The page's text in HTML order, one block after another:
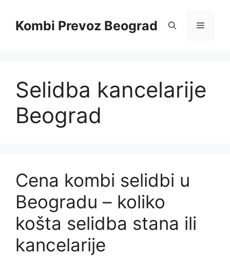
contentKombi Prevoz Beograd Menu
Selidba kancelarije
Beograd
Cena kombi selidbi u
Beogradu – koliko
košta selidba stana ili
kancelarije